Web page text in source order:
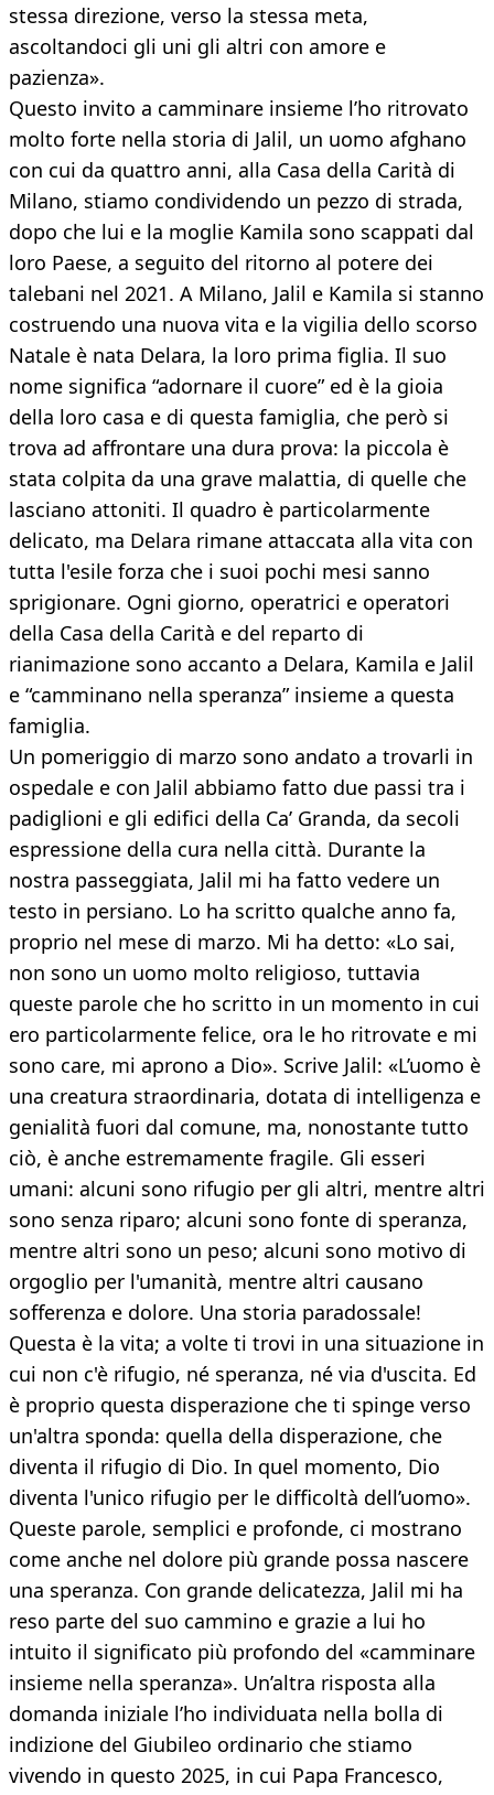
stessa direzione, verso la stessa meta,
ascoltandoci gli uni gli altri con amore e
pazienza».
Questo invito a camminare insieme l’ho ritrovato
molto forte nella storia di Jalil, un uomo afghano
con cui da quattro anni, alla Casa della Carità di
Milano, stiamo condividendo un pezzo di strada,
dopo che lui e la moglie Kamila sono scappati dal
loro Paese, a seguito del ritorno al potere dei
talebani nel 2021. A Milano, Jalil e Kamila si stanno
costruendo una nuova vita e la vigilia dello scorso
Natale è nata Delara, la loro prima figlia. Il suo
nome significa “adornare il cuore” ed è la gioia
della loro casa e di questa famiglia, che però si
trova ad affrontare una dura prova: la piccola è
stata colpita da una grave malattia, di quelle che
lasciano attoniti. Il quadro è particolarmente
delicato, ma Delara rimane attaccata alla vita con
tutta l'esile forza che i suoi pochi mesi sanno
sprigionare. Ogni giorno, operatrici e operatori
della Casa della Carità e del reparto di
rianimazione sono accanto a Delara, Kamila e Jalil
e “camminano nella speranza” insieme a questa
famiglia.
Un pomeriggio di marzo sono andato a trovarli in
ospedale e con Jalil abbiamo fatto due passi tra i
padiglioni e gli edifici della Ca’ Granda, da secoli
espressione della cura nella città. Durante la
nostra passeggiata, Jalil mi ha fatto vedere un
testo in persiano. Lo ha scritto qualche anno fa,
proprio nel mese di marzo. Mi ha detto: «Lo sai,
non sono un uomo molto religioso, tuttavia
queste parole che ho scritto in un momento in cui
ero particolarmente felice, ora le ho ritrovate e mi
sono care, mi aprono a Dio». Scrive Jalil: «L’uomo è
una creatura straordinaria, dotata di intelligenza e
genialità fuori dal comune, ma, nonostante tutto
ciò, è anche estremamente fragile. Gli esseri
umani: alcuni sono rifugio per gli altri, mentre altri
sono senza riparo; alcuni sono fonte di speranza,
mentre altri sono un peso; alcuni sono motivo di
orgoglio per l'umanità, mentre altri causano
sofferenza e dolore. Una storia paradossale!
Questa è la vita; a volte ti trovi in una situazione in
cui non c'è rifugio, né speranza, né via d'uscita. Ed
è proprio questa disperazione che ti spinge verso
un'altra sponda: quella della disperazione, che
diventa il rifugio di Dio. In quel momento, Dio
diventa l'unico rifugio per le difficoltà dell’uomo».
Queste parole, semplici e profonde, ci mostrano
come anche nel dolore più grande possa nascere
una speranza. Con grande delicatezza, Jalil mi ha
reso parte del suo cammino e grazie a lui ho
intuito il significato più profondo del «camminare
insieme nella speranza». Un’altra risposta alla
domanda iniziale l’ho individuata nella bolla di
indizione del Giubileo ordinario che stiamo
vivendo in questo 2025, in cui Papa Francesco,